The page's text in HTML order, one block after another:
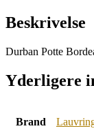
Beskrivelse
Durban Potte
Yderligere
Brand